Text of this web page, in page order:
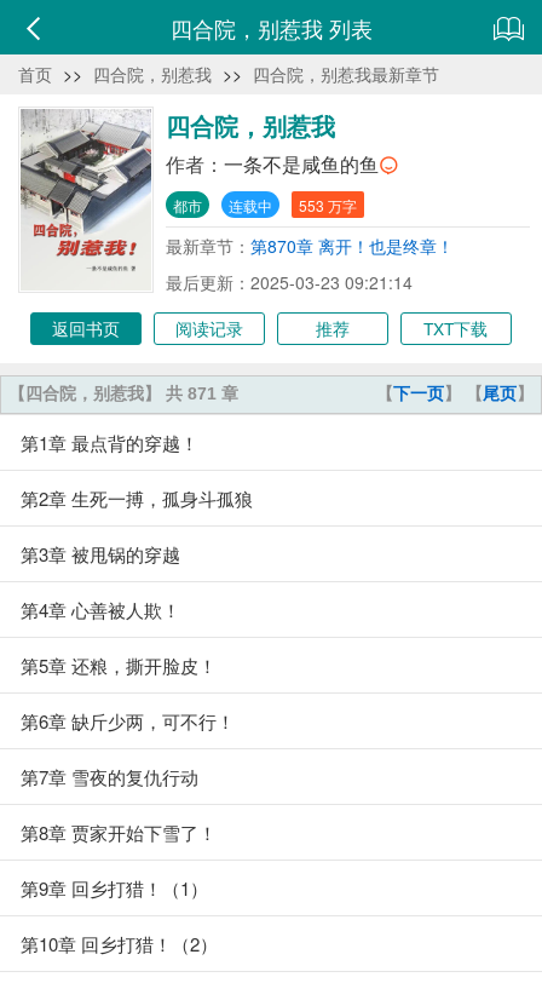
四合院，别惹我 列表
首页 >> 四合院，别惹我 >> 四合院，别惹我最新章节
四合院，别惹我
作者： 一条不是咸鱼的鱼
都市 连载中 553 万字
最新章节： 第870章 离开！也是终章！
最后更新：2025-03-23 09:21:14
返回书页
阅读记录 推荐 TXT下载
【下一页】 【尾页】
【四合院，别惹我】 共 871 章
第1章 最点背的穿越！
第2章 生死一搏，孤身斗孤狼
第3章 被甩锅的穿越
第4章 心善被人欺！
第5章 还粮，撕开脸皮！
第6章 缺斤少两，可不行！
第7章 雪夜的复仇行动
第8章 贾家开始下雪了！
第9章 回乡打猎！（1）
第10章 回乡打猎！（2）